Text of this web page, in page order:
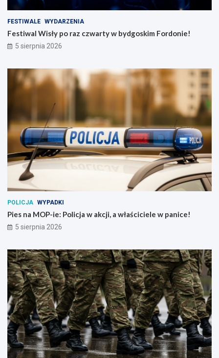
FESTIWALE WYDARZENIA
Festiwal Wisły po raz czwarty w bydgoskim Fordonie!
5 sierpnia 2026
POLICJA WYPADKI
Pies na MOP-ie: Policja w akcji, a właściciele w panice!
5 sierpnia 2026